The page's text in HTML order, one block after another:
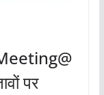
पर